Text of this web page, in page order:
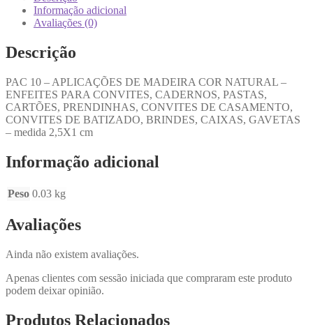
Informação adicional
Avaliações (0)
Descrição
PAC 10 – APLICAÇÕES DE MADEIRA COR NATURAL –
ENFEITES PARA CONVITES, CADERNOS, PASTAS,
CARTÕES, PRENDINHAS, CONVITES DE CASAMENTO,
CONVITES DE BATIZADO, BRINDES, CAIXAS, GAVETAS
– medida 2,5X1 cm
Informação adicional
Peso 0.03 kg
Avaliações
Ainda não existem avaliações.
Apenas clientes com sessão iniciada que compraram este produto
podem deixar opinião.
Produtos Relacionados